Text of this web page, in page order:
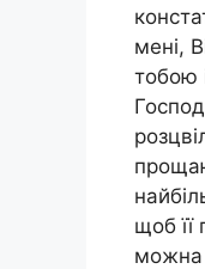
мені,
тобою
щоб її
можна